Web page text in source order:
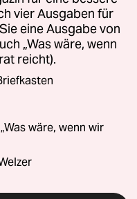
vier Ausgaben für
eine Ausgabe von
„Was wäre, wenn
reicht).
wäre, wenn wir